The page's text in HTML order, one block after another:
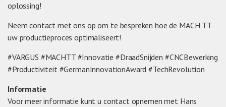
oplossing!
Neem contact met ons op om te bespreken hoe de MACH TT
uw productieproces optimaliseert!
#VARGUS #MACHTT #Innovatie #DraadSnijden #CNCBewerking
#Productiviteit #GermanInnovationAward #TechRevolution
Informatie
Voor meer informatie kunt u contact opnemen met Hans